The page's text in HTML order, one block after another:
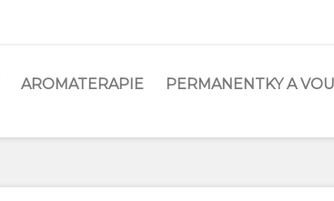
AROMATERAPIE PERMANENTKY A